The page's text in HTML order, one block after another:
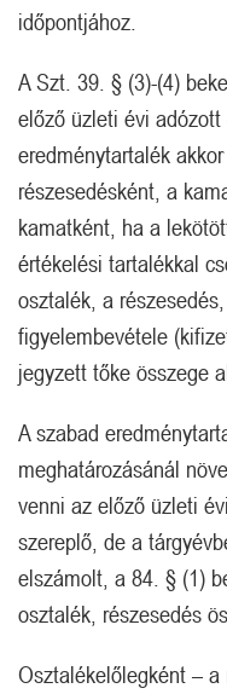
időpontjához.
A Szt. 39. § (3)-(4)
előző üzleti évi
eredménytartalék
részesedésként, a
kamatként, ha a
értékelési tartalékkal
osztalék, a
figyelembevétele
jegyzett tőke összege
A szabad
meghatározásánál
venni az előző üzleti
szereplő, de a
elszámolt, a 84. § (1)
osztalék, részesedés
Osztalékelőlegként –